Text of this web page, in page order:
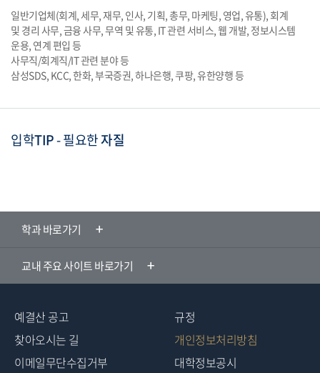
일반기업체(회계, 세무, 재무, 인사, 기획, 총무, 마케팅, 영업, 유통), 회계
및 경리 사무, 금융 사무, 무역 및 유통, IT 관련 서비스, 웹 개발, 정보시스템
운용, 연계 편입 등
사무직/회계직/IT 관련 분야 등
삼성SDS, KCC, 한화, 부국증권, 하나은행, 쿠팡, 유한양행 등
입학TIP-필요한자질
학과 바로가기
교내 주요 사이트 바로가기
예결산 공고
규정
찾아오시는 길
개인정보처리방침
이메일무단수집거부
대학정보공시